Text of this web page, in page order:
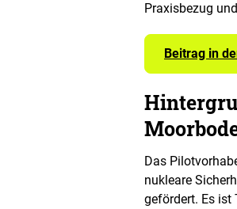
Praxisbezug
Beitrag in
Das
nukleare
gefördert. Es ist